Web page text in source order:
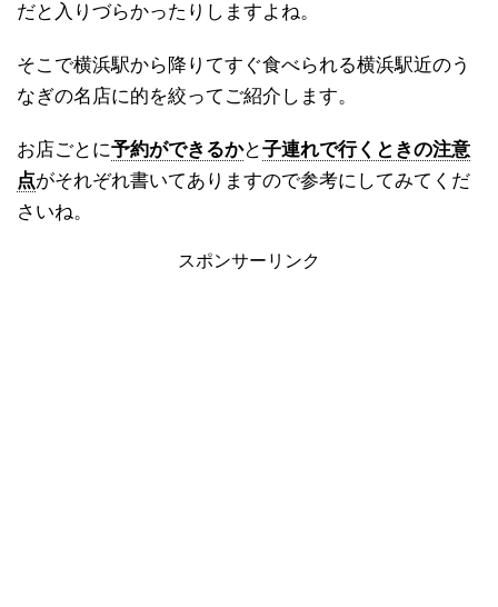
だと入りづらかったりしますよね。
そこで横浜駅から降りてすぐ食べられる横浜駅近のう
なぎの名店に的を絞ってご紹介します。
お店ごとに予約ができるかと子連れで行くときの注意
点がそれぞれ書いてありますので参考にしてみてくだ
さいね。
スポンサーリンク